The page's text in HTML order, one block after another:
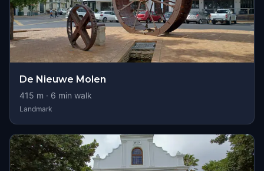
De Nieuwe Molen
415 m · 6 min walk
Landmark